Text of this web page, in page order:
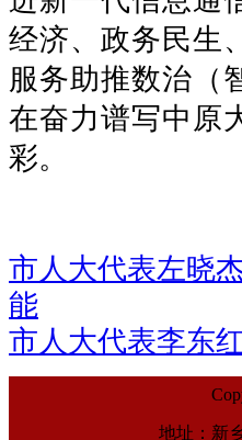
经济、政务民生
服务助推数治（
在奋力谱写中原
彩。
市人大代表左晓
能
市人大代表李东
地址：新